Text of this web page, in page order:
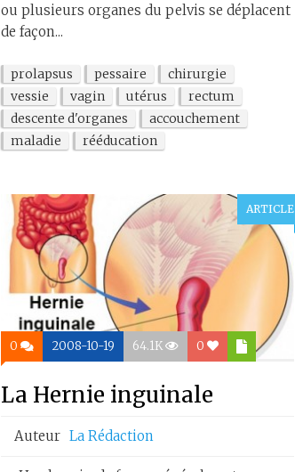
ou plusieurs organes du pelvis se déplacent
de façon...
prolapsus pessaire
chirurgie
vessie
vagin utérus
rectum
descente d'organes
accouchement
maladie
rééducation
ARTICLE
0 2008-10-19 64.1K 0
La Hernie inguinale
Auteur La Rédaction